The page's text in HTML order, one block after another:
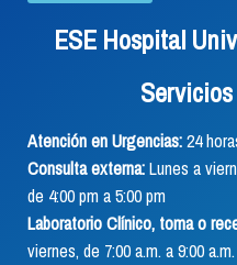
ESE Hospital
Atención en Urgencias:24
Consulta externa:Lunes a
de 4:00 pm a 5:00 pm
Laboratorio Clínico, toma o
viernes, de 7:00 a.m. a 9:00 a.m.